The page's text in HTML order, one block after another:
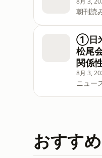
朝刊読
①日
松尾
関係
8月 3,
ニュー
おすすめ